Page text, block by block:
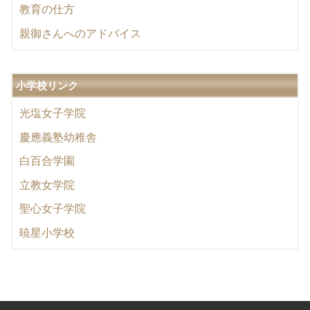
教育の仕方
親御さんへのアドバイス
小学校リンク
光塩女子学院
慶應義塾幼稚舎
白百合学園
立教女学院
聖心女子学院
暁星小学校